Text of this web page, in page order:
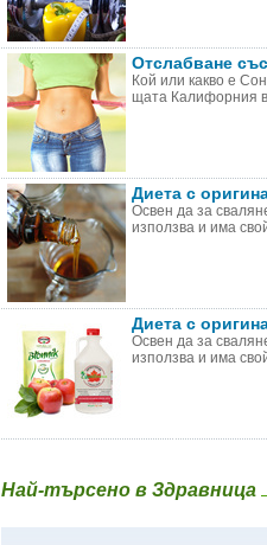
Отслабване
Кой или какво е
щата Калифорния
Диета с
Освен да за
използва и има
Диета с
Освен да за
използва и има
Най-търсено в Здравница